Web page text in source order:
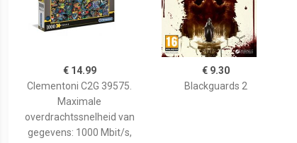
€ 14.99
Clementoni C2G 39575.
Maximale
overdrachtssnelheid van
gegevens: 1000 Mbit/s,
€ 9.30
Blackguards 2